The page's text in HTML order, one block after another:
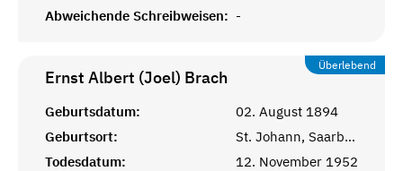
Abweichende Schreibweisen: -
Überlebend
Ernst Albert (Joel) Brach
Geburtsdatum:
02. August 1894
Geburtsort:
St. Johann, Saarbrücken
Todesdatum:
12. November 1952